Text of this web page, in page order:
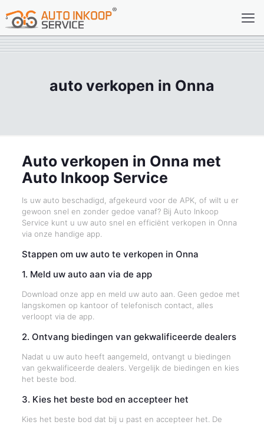
auto verkopen in Onna
Auto verkopen in Onna met
Auto Inkoop Service
Is uw auto beschadigd, afgekeurd voor de APK, of wilt u er
gewoon snel en zonder gedoe vanaf? Bij Auto Inkoop
Service kunt u uw auto snel en efficiënt verkopen in Onna
via onze handige app.
Stappen om uw auto te verkopen in Onna
1. Meld uw auto aan via de app
Download onze app en meld uw auto aan. Geen gedoe met
langskomen op kantoor of telefonisch contact, alles
verloopt via de app.
2. Ontvang biedingen van gekwalificeerde dealers
Nadat u uw auto heeft aangemeld, ontvangt u biedingen
van gekwalificeerde dealers. Vergelijk de biedingen en kies
het beste bod.
3. Kies het beste bod en accepteer het
Kies het beste bod dat bij u past en accepteer het. De